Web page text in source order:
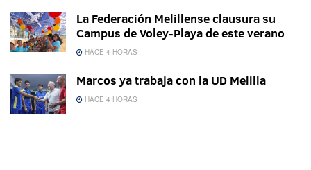
La Federación Melillense clausura su
Campus de Voley-Playa de este verano
HACE 4 HORAS
Marcos ya trabaja con la UD Melilla
HACE 4 HORAS